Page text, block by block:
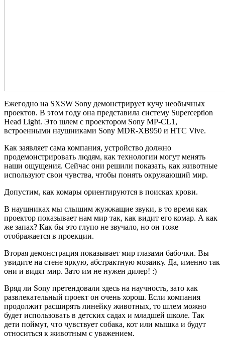
Ежегодно на SXSW Sony демонстрирует кучу необычных
проектов. В этом году она представила систему Superception
Head Light. Это шлем с проектором Sony MP-CL1,
встроенными наушниками Sony MDR-XB950 и HTC Vive.
Как заявляет сама компания, устройство должно
продемонстрировать людям, как технологии могут менять
наши ощущения. Сейчас они решили показать, как животные
используют свои чувства, чтобы понять окружающий мир.
Допустим, как комары ориентируются в поисках крови.
В наушниках мы слышим жужжащие звуки, в то время как
проектор показывает нам мир так, как видит его комар. А как
же запах? Как бы это глупо не звучало, но он тоже
отображается в проекции.
Вторая демонстрация показывает мир глазами бабочки. Вы
увидите на стене яркую, абстрактную мозаику. Да, именно так
они и видят мир. Зато им не нужен дилер! :)
Вряд ли Sony претендовали здесь на научность, зато как
развлекательный проект он очень хорош. Если компания
продолжит расширять линейку животных, то шлем можно
будет использовать в детских садах и младшей школе. Так
дети поймут, что чувствует собака, кот или мышка и будут
относиться к животным с уважением.